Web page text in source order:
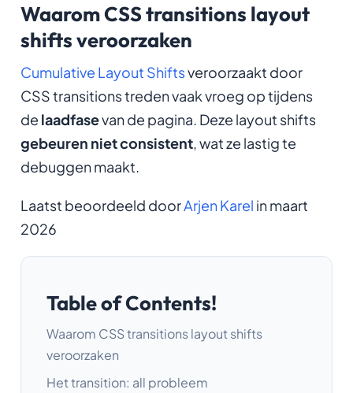
Waarom CSS transitions layout
shifts veroorzaken
Cumulative Layout Shiftsveroorzaakt door
CSS transitions treden vaak vroeg op tijdens
de laadfasevan de pagina. Deze layout shifts
gebeuren niet consistent, wat ze lastig te
debuggen maakt.
Laatst beoordeeld doorArjen Karel in maart
2026
Table of Contents!
Waarom CSS transitions layout shifts
veroorzaken
Het transition: all probleem